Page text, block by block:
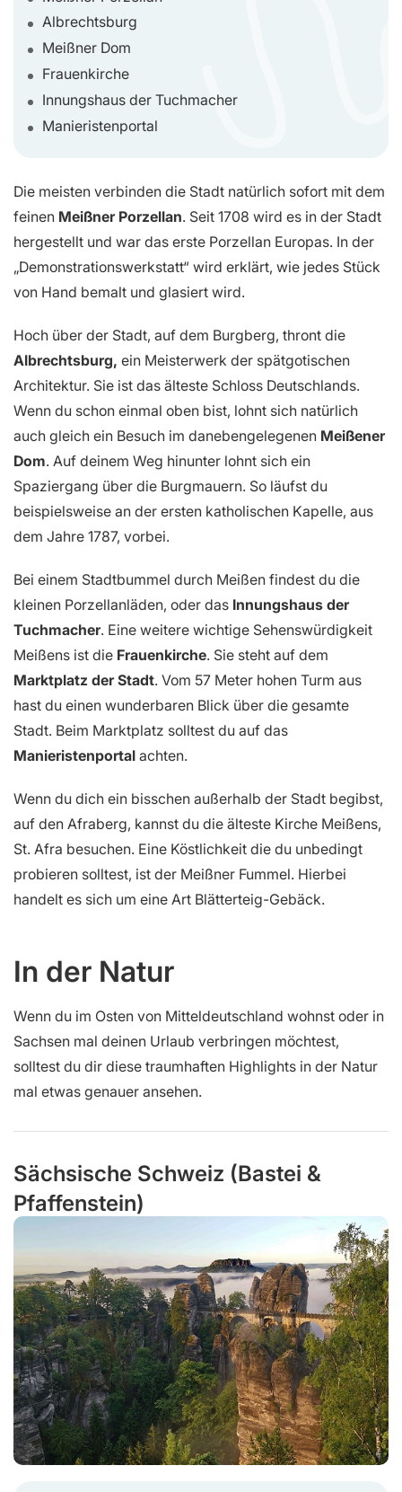
Albrechtsburg
Meißner Dom
Frauenkirche
Innungshaus der Tuchmacher
Manieristenportal
Die meisten verbinden die Stadt natürlich sofort mit dem
feinen Meißner Porzellan. Seit 1708 wird es in der Stadt
hergestellt und war das erste Porzellan Europas. In der
„Demonstrationswerkstatt“ wird erklärt, wie jedes Stück
von Hand bemalt und glasiert wird.
Hoch über der Stadt, auf dem Burgberg, thront die
Albrechtsburg, ein Meisterwerk der spätgotischen
Architektur. Sie ist das älteste Schloss Deutschlands.
Wenn du schon einmal oben bist, lohnt sich natürlich
auch gleich ein Besuch im danebengelegenen Meißener
Dom. Auf deinem Weg hinunter lohnt sich ein
Spaziergang über die Burgmauern. So läufst du
beispielsweise an der ersten katholischen Kapelle, aus
dem Jahre 1787, vorbei.
Bei einem Stadtbummel durch Meißen findest du die
kleinen Porzellanläden, oder das Innungshaus der
Tuchmacher. Eine weitere wichtige Sehenswürdigkeit
Meißens ist die Frauenkirche. Sie steht auf dem
Marktplatz der Stadt. Vom 57 Meter hohen Turm aus
hast du einen wunderbaren Blick über die gesamte
Stadt. Beim Marktplatz solltest du auf das
Manieristenportal achten.
Wenn du dich ein bisschen außerhalb der Stadt begibst,
auf den Afraberg, kannst du die älteste Kirche Meißens,
St. Afra besuchen. Eine Köstlichkeit die du unbedingt
probieren solltest, ist der Meißner Fummel. Hierbei
handelt es sich um eine Art Blätterteig-Gebäck.
In der Natur
Wenn du im Osten von Mitteldeutschland wohnst oder in
Sachsen mal deinen Urlaub verbringen möchtest,
solltest du dir diese traumhaften Highlights in der Natur
mal etwas genauer ansehen.
Sächsische Schweiz (Bastei &
Pfaffenstein)